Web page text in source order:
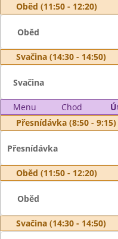
Oběd (11:50 - 12:20)
Oběd
Svačina (14:30 - 14:50)
Svačina
Menu Chod
Přesnídávka (8:50 - 9:15)
Přesnídávka
Oběd (11:50 - 12:20)
Oběd
Svačina (14:30 - 14:50)